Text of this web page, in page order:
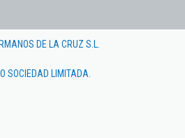
DE LA CRUZ S.L.
SOCIEDAD LIMITADA.